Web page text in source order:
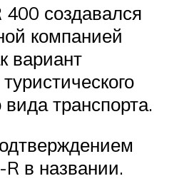
создавался
компанией
вариант
вида транспорта.
в названии.